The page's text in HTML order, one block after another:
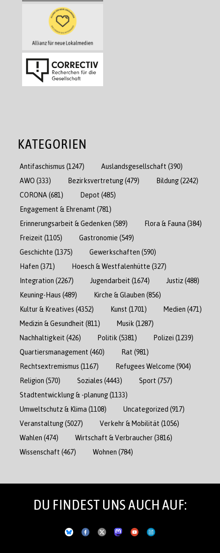
KATEGORIEN
Antifaschismus (1247) Auslandsgesellschaft (390)
AWO (333) Bezirksvertretung(479) Bildung(2242)
CORONA (681) Depot (485)
Engagement & Ehrenamt (781)
Erinnerungsarbeit & Gedenken (589) Flora & Fauna (384)
Freizeit (1105) Gastronomie (549)
Geschichte (1375) Gewerkschaften (590)
Hafen (371) Hoesch & Westfalenhütte (327)
Integration (2267) Jugendarbeit (1674) Justiz(488)
Keuning-Haus (489) Kirche & Glauben (856)
Kultur & Kreatives (4352) Kunst (1701) Medien (471)
Medizin & Gesundheit (811) Musik (1287)
Nachhaltigkeit (426) Politik (5381) Polizei (1239)
Quartiersmanagement (460) Rat (981)
Rechtsextremismus (1167) Refugees Welcome (904)
Religion (570) Soziales (4443) Sport (757)
Stadtentwicklung & -planung(1133)
Umweltschutz & Klima (1108) Uncategorized (917)
Veranstaltung(5027) Verkehr & Mobilität (1056)
Wahlen (474) Wirtschaft & Verbraucher(3816)
Wissenschaft (467) Wohnen (784)
DU FINDEST UNS AUCH AUF: